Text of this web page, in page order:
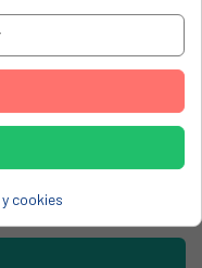
cookies